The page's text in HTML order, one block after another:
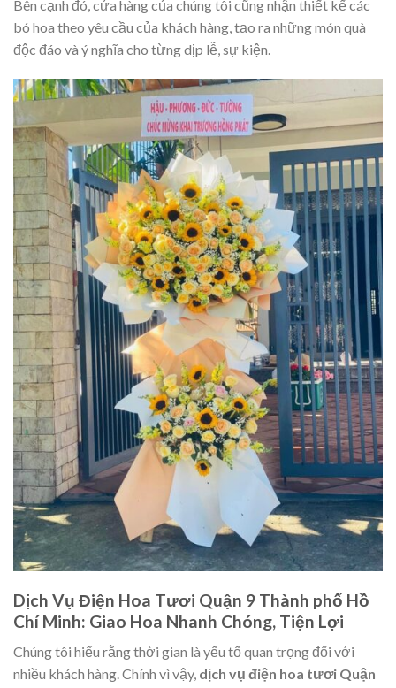
Bên cạnh đó, cửa hàng của chúng tôi cũng nhận thiết kế các
bó hoa theo yêu cầu của khách hàng, tạo ra những món quà
độc đáo và ý nghĩa cho từng dịp lễ, sự kiện.
Dịch Vụ Điện Hoa Tươi Quận 9 Thành phố Hồ
Chí Minh: Giao Hoa Nhanh Chóng, Tiện Lợi
Chúng tôi hiểu rằng thời gian là yếu tố quan trọng đối với
nhiều khách hàng. Chính vì vậy, dịch vụ điện hoa tươi Quận